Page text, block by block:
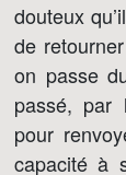
douteux
de
on passe
passé, par
pour
capacité à